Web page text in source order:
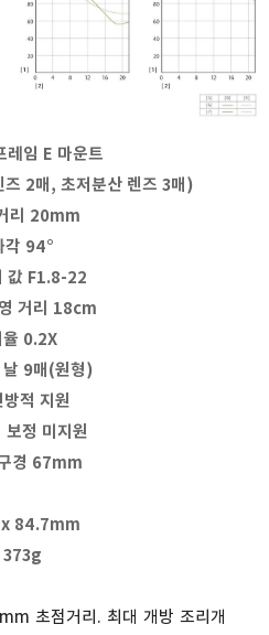
레임 E 마운트
2매, 초저분산 렌즈 3매)
리 20mm
각 94°
값 F1.8-22
거리 18cm
율 0.2X
날 9매(원형)
방적 지원
보정 미지원
경 67mm
84.7mm
373g
초점거리. 최대 개방 조리개